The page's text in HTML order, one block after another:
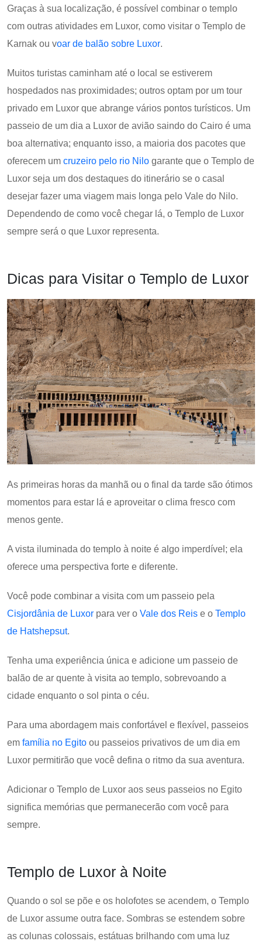
Graças à sua localização, é possível combinar o templo
com outras atividades em Luxor, como visitar o Templo de
Karnak ou voar de balão sobre Luxor.
Muitos turistas caminham até o local se estiverem
hospedados nas proximidades; outros optam por um tour
privado em Luxor que abrange vários pontos turísticos. Um
passeio de um dia a Luxor de avião saindo do Cairo é uma
boa alternativa; enquanto isso, a maioria dos pacotes que
oferecem um cruzeiro pelo rio Nilo garante que o Templo de
Luxor seja um dos destaques do itinerário se o casal
desejar fazer uma viagem mais longa pelo Vale do Nilo.
Dependendo de como você chegar lá, o Templo de Luxor
sempre será o que Luxor representa.
Dicas para Visitar o Templo de Luxor
As primeiras horas da manhã ou o final da tarde são ótimos
momentos para estar lá e aproveitar o clima fresco com
menos gente.
A vista iluminada do templo à noite é algo imperdível; ela
oferece uma perspectiva forte e diferente.
Você pode combinar a visita com um passeio pela
Cisjordânia de Luxor para ver o Vale dos Reis e o Templo
de Hatshepsut.
Tenha uma experiência única e adicione um passeio de
balão de ar quente à visita ao templo, sobrevoando a
cidade enquanto o sol pinta o céu.
Para uma abordagem mais confortável e flexível, passeios
em família no Egito ou passeios privativos de um dia em
Luxor permitirão que você defina o ritmo da sua aventura.
Adicionar o Templo de Luxor aos seus passeios no Egito
significa memórias que permanecerão com você para
sempre.
Templo de Luxor à Noite
Quando o sol se põe e os holofotes se acendem, o Templo
de Luxor assume outra face. Sombras se estendem sobre
as colunas colossais, estátuas brilhando com uma luz